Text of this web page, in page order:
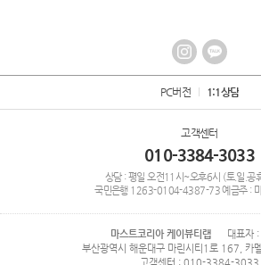
PC버전 1:1상담
고객센터
010-3384-3033
상담 : 평일 오전11시~오후6시 (토.일.공
국민은행 1263-0104-4387-73예금주 :
마스트코리아 케이뷰티랩
대표자
부산광역시 해운대구 마린시티1로 167, 카
고객센터 : 010-3384-3033